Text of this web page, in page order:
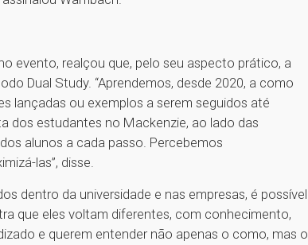
evento, realçou que, pelo seu aspecto prático, a
Dual Study. “Aprendemos, desde 2020, a como
lançadas ou exemplos a serem seguidos até
dos estudantes no Mackenzie, ao lado das
alunos a cada passo. Percebemos
las”, disse.
dentro da universidade e nas empresas, é possível
que eles voltam diferentes, com conhecimento,
e querem entender não apenas o como, mas o